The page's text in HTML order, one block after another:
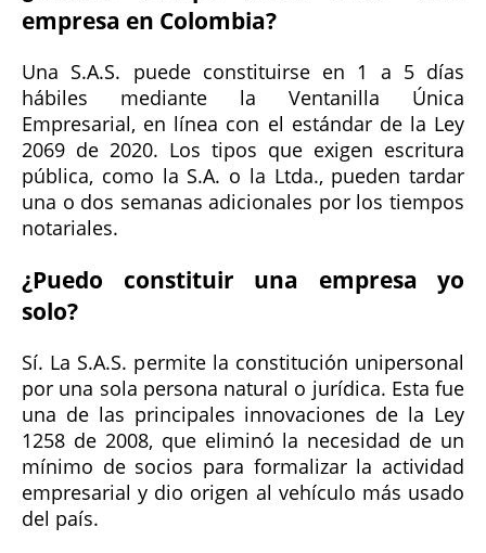
empresa en Colombia?
Una S.A.S. puede constituirse en 1 a 5 días
hábiles mediante la Ventanilla Única
Empresarial, en línea con el estándar de la Ley
2069 de 2020. Los tipos que exigen escritura
pública, como la S.A. o la Ltda., pueden tardar
una o dos semanas adicionales por los tiempos
notariales.
¿Puedo constituir una empresa yo
solo?
Sí. La S.A.S. permite la constitución unipersonal
por una sola persona natural o jurídica. Esta fue
una de las principales innovaciones de la Ley
1258 de 2008, que eliminó la necesidad de un
mínimo de socios para formalizar la actividad
empresarial y dio origen al vehículo más usado
del país.